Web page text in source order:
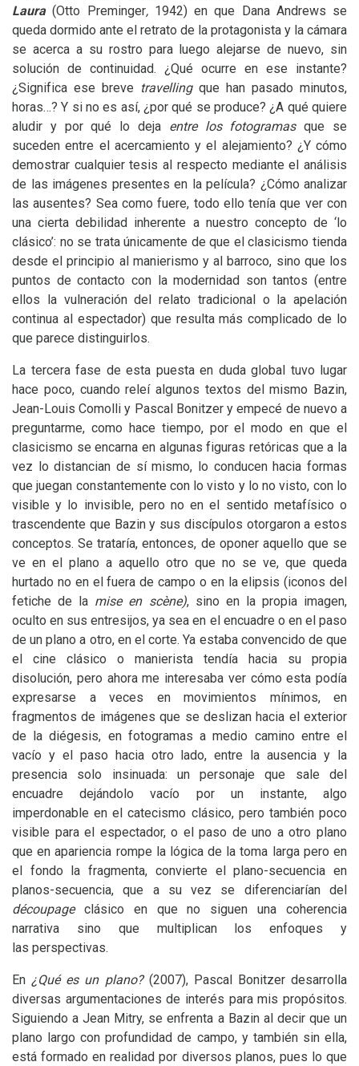
Laura(Otto Preminger,1942) en que Dana Andrews se
queda dormido ante el retrato de la protagonista y la cámara
se acerca a su rostro para luego alejarse de nuevo, sin
solución de continuidad. ¿Qué ocurre en ese instante?
¿Significa ese breve travellingque han pasado minutos,
horas…? Y si no es así, ¿por qué se produce? ¿A qué quiere
aludir y por qué lo deja entre los fotogramasque se
suceden entre el acercamiento y el alejamiento? ¿Y cómo
demostrar cualquier tesis al respecto mediante el análisis
de las imágenes presentes en la película? ¿Cómo analizar
las ausentes? Sea como fuere, todo ello tenía que ver con
una cierta debilidad inherente a nuestro concepto de ‘lo
clásico’: no se trata únicamente de que el clasicismo tienda
desde el principio al manierismo y al barroco, sino que los
puntos de contacto con la modernidad son tantos (entre
ellos la vulneración del relato tradicional o la apelación
continua al espectador) que resulta más complicado de lo
que parece distinguirlos.
La tercera fase de esta puesta en duda global tuvo lugar
hace poco, cuando releí algunos textos del mismo Bazin,
Jean-Louis Comolli y Pascal Bonitzer y empecé de nuevo a
preguntarme, como hace tiempo, por el modo en que el
clasicismo se encarna en algunas figuras retóricas que a la
vez lo distancian de sí mismo, lo conducen hacia formas
que juegan constantemente con lo visto y lo no visto, con lo
visible y lo invisible, pero no en el sentido metafísico o
trascendente que Bazin y sus discípulos otorgaron a estos
conceptos. Se trataría, entonces, de oponer aquello que se
ve en el plano a aquello otro que no se ve, que queda
hurtado no en el fuera de campo o en la elipsis (iconos del
fetiche de la mise en scène), sino en la propia imagen,
oculto en sus entresijos, ya sea en el encuadre o en el paso
de un plano a otro, en el corte. Ya estaba convencido de que
el cine clásico o manierista tendía hacia su propia
disolución, pero ahora me interesaba ver cómo esta podía
expresarse a veces en movimientos mínimos, en
fragmentos de imágenes que se deslizan hacia el exterior
de la diégesis, en fotogramas a medio camino entre el
vacío y el paso hacia otro lado, entre la ausencia y la
presencia solo insinuada: un personaje que sale del
encuadre dejándolo vacío por un instante, algo
imperdonable en el catecismo clásico, pero también poco
visible para el espectador, o el paso de uno a otro plano
que en apariencia rompe la lógica de la toma larga pero en
el fondo la fragmenta, convierte el plano-secuencia en
planos-secuencia, que a su vez se diferenciarían del
découpageclásico en que no siguen una coherencia
narrativa sino que multiplican los enfoques y
las perspectivas.
En¿Qué es un plano?(2007), Pascal Bonitzer desarrolla
diversas argumentaciones de interés para mis propósitos.
Siguiendo a Jean Mitry, se enfrenta a Bazin al decir que un
plano largo con profundidad de campo, y también sin ella,
está formado en realidad por diversos planos, pues lo que